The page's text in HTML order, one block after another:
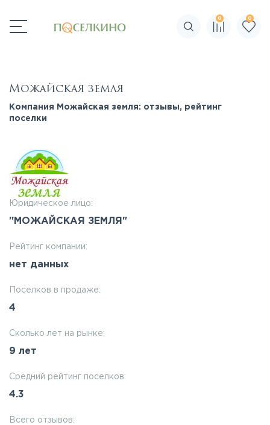
Поиск по сайту
0 0
Можайская земля
Компания Можайская земля: отзывы, рейтинг
поселки
Юридическое лицо:
"МОЖАЙСКАЯ ЗЕМЛЯ"
Рейтинг компании:
нет данных
Поселков в продаже:
4
Сколько лет на рынке:
9 лет
Средний рейтинг поселков:
4.3
Всего отзывов: